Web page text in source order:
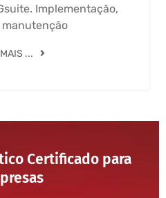
Implementação,
...
Certificado para